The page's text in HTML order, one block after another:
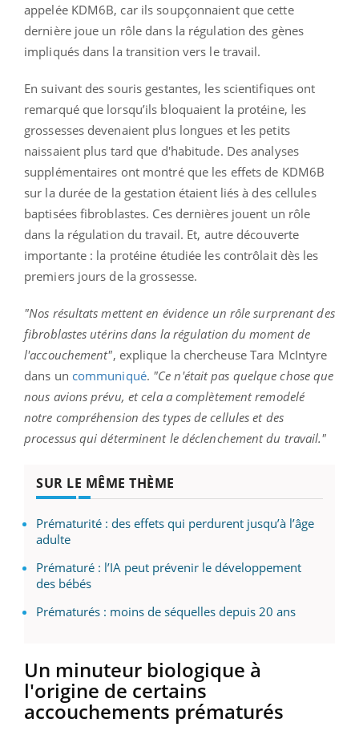
appelée KDM6B, car ils soupçonnaient que cette
dernière joue un rôle dans la régulation des gènes
impliqués dans la transition vers le travail.
En suivant des souris gestantes, les scientifiques ont
remarqué que lorsqu’ils bloquaient la protéine, les
grossesses devenaient plus longues et les petits
naissaient plus tard que d'habitude. Des analyses
supplémentaires ont montré que les effets de KDM6B
sur la durée de la gestation étaient liés à des cellules
baptisées fibroblastes. Ces dernières jouent un rôle
dans la régulation du travail. Et, autre découverte
importante : la protéine étudiée les contrôlait dès les
premiers jours de la grossesse.
"Nos résultats mettent en évidence un rôle surprenant des
fibroblastes utérins dans la régulation du moment de
l'accouchement", explique la chercheuse Tara McIntyre
dans un communiqué. "Ce n'était pas quelque chose que
nous avions prévu, et cela a complètement remodelé
notre compréhension des types de cellules et des
processus qui déterminent le déclenchement du travail."
SUR LE MÊME THÈME
Prématurité : des effets qui perdurent jusqu’à l’âge
adulte
Prématuré : l’IA peut prévenir le développement
des bébés
Prématurés : moins de séquelles depuis 20 ans
Un minuteur biologique à
l'origine de certains
accouchements prématurés